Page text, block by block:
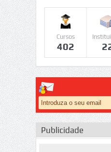
Cursos
402
Publicidade